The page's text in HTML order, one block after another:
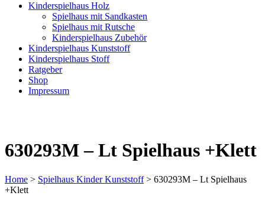
Kinderspielhaus Holz
Spielhaus mit Sandkasten
Spielhaus mit Rutsche
Kinderspielhaus Zubehör
Kinderspielhaus Kunststoff
Kinderspielhaus Stoff
Ratgeber
Shop
Impressum
630293M – Lt Spielhaus +Klett
Home > Spielhaus Kinder Kunststoff> 630293M – Lt Spielhaus
+Klett